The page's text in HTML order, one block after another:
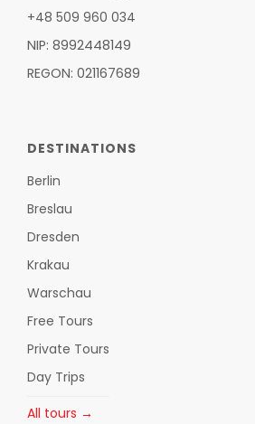
+48 509 960 034
NIP: 8992448149
REGON: 021167689
DESTINATIONS
Berlin
Breslau
Dresden
Krakau
Warschau
Free Tours
Private Tours
Day Trips
All tours →